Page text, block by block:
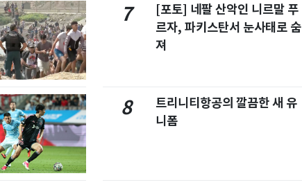
7
[포토] 네팔 산악인 니르말 푸
르자, 파키스탄서 눈사태로 숨
져
8
트리니티항공의 깔끔한 새 유
니폼